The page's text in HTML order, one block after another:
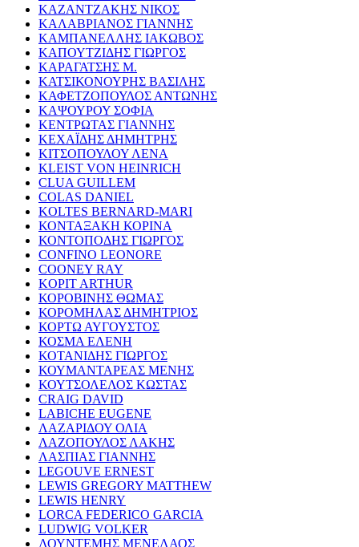
ΚΑΖΑΝΤΖΑΚΗΣ ΝΙΚΟΣ
ΚΑΛΑΒΡΙΑΝΟΣ ΓΙΑΝΝΗΣ
ΚΑΜΠΑΝΕΛΛΗΣ ΙΑΚΩΒΟΣ
ΚΑΠΟΥΤΖΙΔΗΣ ΓΙΩΡΓΟΣ
ΚΑΡΑΓΑΤΣΗΣ Μ.
ΚΑΤΣΙΚΟΝΟΥΡΗΣ ΒΑΣΙΛΗΣ
ΚΑΦΕΤΖΟΠΟΥΛΟΣ ΑΝΤΩΝΗΣ
ΚΑΨΟΥΡΟΥ ΣΟΦΙΑ
ΚΕΝΤΡΩΤΑΣ ΓΙΑΝΝΗΣ
ΚΕΧΑΪΔΗΣ ΔΗΜΗΤΡΗΣ
ΚΙΤΣΟΠΟΥΛΟΥ ΛΕΝΑ
KLEIST VON HEINRICH
CLUA GUILLEM
COLAS DANIEL
KOLTES BERNARD-MARI
ΚΟΝΤΑΞΑΚΗ ΚΟΡΙΝΑ
ΚΟΝΤΟΠΟΔΗΣ ΓΙΩΡΓΟΣ
CONFINO LEONORE
COONEY RAY
KOPIT ARTHUR
ΚΟΡΟΒΙΝΗΣ ΘΩΜΑΣ
ΚΟΡΟΜΗΛΑΣ ΔΗΜΗΤΡΙΟΣ
ΚΟΡΤΩ ΑΥΓΟΥΣΤΟΣ
ΚΟΣΜΑ ΕΛΕΝΗ
ΚΟΤΑΝΙΔΗΣ ΓΙΩΡΓΟΣ
ΚΟΥΜΑΝΤΑΡΕΑΣ ΜΕΝΗΣ
ΚΟΥΤΣΟΛΕΛΟΣ ΚΩΣΤΑΣ
CRAIG DAVID
LABICHE EUGENE
ΛΑΖΑΡΙΔΟΥ ΟΛΙΑ
ΛΑΖΟΠΟΥΛΟΣ ΛΑΚΗΣ
ΛΑΣΠΙΑΣ ΓΙΑΝΝΗΣ
LEGOUVE ERNEST
LEWIS GREGORY MATTHEW
LEWIS HENRY
LORCA FEDERICO GARCIA
LUDWIG VOLKER
ΛΟΥΝΤΕΜΗΣ ΜΕΝΕΛΑΟΣ